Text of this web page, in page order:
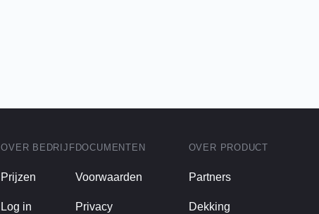
OVER BEDRIJF
Prijzen
Log in
DOCUMENTEN
Voorwaarden
Privacy
OVER PRODUCT
Partners
Dekking